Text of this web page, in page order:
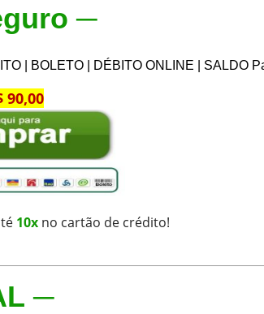
─
| BOLETO | DÉBITO ONLINE | SALDO
90,00
10xno cartão de crédito!
─